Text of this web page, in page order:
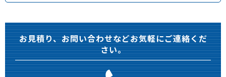
お見積り、お問い合わせなどお気軽にご連絡くだ
さい。